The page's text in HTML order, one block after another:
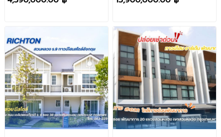
วิลเลจ 76) 28 ตารางวา
รถได้ 2 คัน เฟอร์นิเจอร์
Built-in ห้องแต่งตัว ห้อง
รับแขก และห้องครัว
พระราม 9 ติดอุโมงค์ หลัง